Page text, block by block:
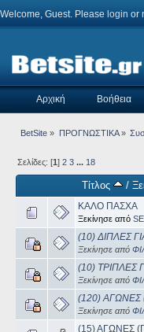
Welcome, Guest. Please login or
Αρχική Βοήθεια
BetSite » ΠΡΟΓΝΩΣΤΙΚΑ»
Σελίδες: [1]2 3 ... 18
Τίτλος /
ΚΑΛΟ ΠΑΣΧΑ
Ξεκίνησε από
(10) ΔΙΠΛΕΣ
Ξεκίνησε από
(10) ΤΡΙΠΛΕΣ
Ξεκίνησε από
(120) ΑΓΩΝΕΣ
Ξεκίνησε από
(15) ΑΓΩΝΕΣ